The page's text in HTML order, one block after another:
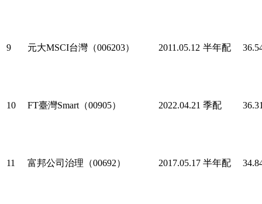
9 元大MSCI台灣（006203） 2011.05.12 半年配
10 FT臺灣Smart（00905） 2022.04.21 季配
11 富邦公司治理（00692） 2017.05.17 半年配